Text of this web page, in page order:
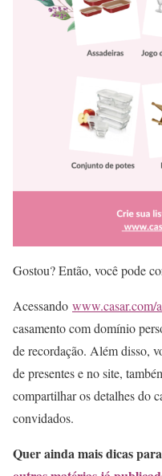
Gostou? Então, você pode
Acessando www.casar.com/
casamento com domínio
de recordação. Além disso,
de presentes e no site,
compartilhar os detalhes do
convidados.
Quer ainda mais dicas